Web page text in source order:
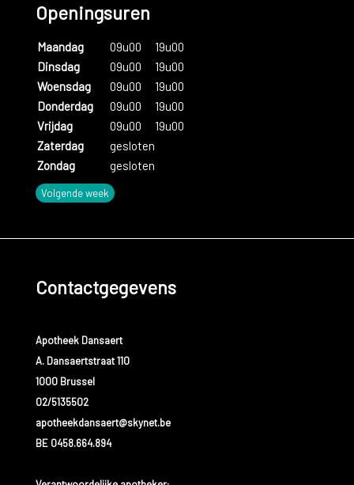
Openingsuren
Maandag 09u00
19u00
Dinsdag
09u00
19u00
Woensdag
09u00
19u00
Donderdag
09u00
19u00
Vrijdag
09u00
19u00
Zaterdag
gesloten
Zondag
gesloten
Volgende week
Contactgegevens
Apotheek Dansaert
A. Dansaertstraat 110
1000 Brussel
02/5135502
apotheekdansaert@skynet.be
BE 0458.664.894